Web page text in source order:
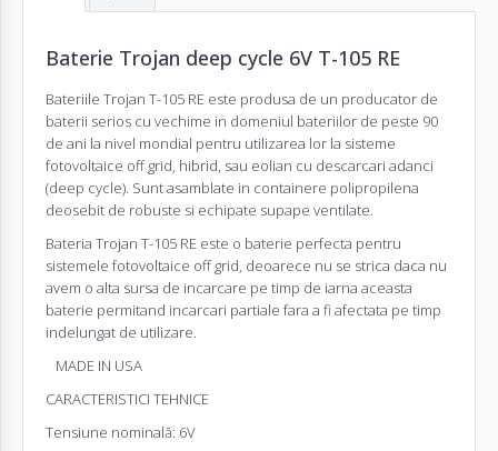
Baterie Trojan deep cycle 6V T-105 RE
Bateriile Trojan T-105 RE este produsa de un producator de
baterii serios cu vechime in domeniul bateriilor de peste 90
de ani la nivel mondial pentru utilizarea lor la sisteme
fotovoltaice off grid, hibrid, sau eolian cu descarcari adanci
(deep cycle). Sunt asamblate in containere polipropilena
deosebit de robuste si echipate supape ventilate.
Bateria Trojan T-105 RE este o baterie perfecta pentru
sistemele fotovoltaice off grid, deoarece nu se strica daca nu
avem o alta sursa de incarcare pe timp de iarna aceasta
baterie permitand incarcari partiale fara a fi afectata pe timp
indelungat de utilizare.
MADE IN USA
CARACTERISTICI TEHNICE
Tensiune nominală: 6V